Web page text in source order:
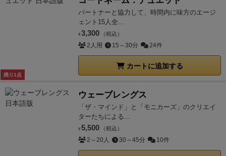
残り1点
パートナーと協力して、時間内に味方のエージ
ェント15人全...
¥ 3,300 （税込）
2人用 15～30分 24件
カートに追加する
ウェーブレングス
「ザ・マインド」と「モニカーズ」のクリエイ
ターたちによる...
¥ 5,500 （税込）
2～20人 30～45分 10件